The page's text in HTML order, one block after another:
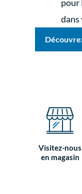
pour
dans
Visitez-nous
en magasin